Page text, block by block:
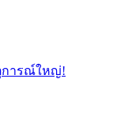
การณ์ใหญ่!